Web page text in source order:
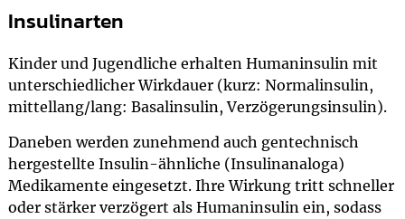
Insulinarten
Kinder und Jugendliche erhalten Humaninsulin mit
unterschiedlicher Wirkdauer (kurz: Normalinsulin,
mittellang/lang: Basalinsulin, Verzögerungsinsulin).
Daneben werden zunehmend auch gentechnisch
hergestellte Insulin-ähnliche (Insulinanaloga)
Medikamente eingesetzt. Ihre Wirkung tritt schneller
oder stärker verzögert als Humaninsulin ein, sodass